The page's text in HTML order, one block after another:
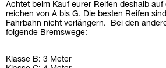
Achtet beim Kauf eurer Reifen deshalb
reichen von A bis G. Die besten Reifen
Fahrbahn nicht verlängern. Bei den
folgende Bremswege:
Klasse B: 3 Meter